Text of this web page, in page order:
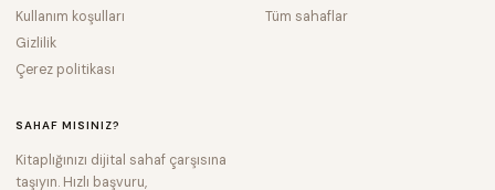
Kullanım koşulları
Gizlilik
Çerez politikası
Tüm sahaflar
SAHAF MISINIZ?
Kitaplığınızı dijital sahaf çarşısına
taşıyın. Hızlı başvuru,